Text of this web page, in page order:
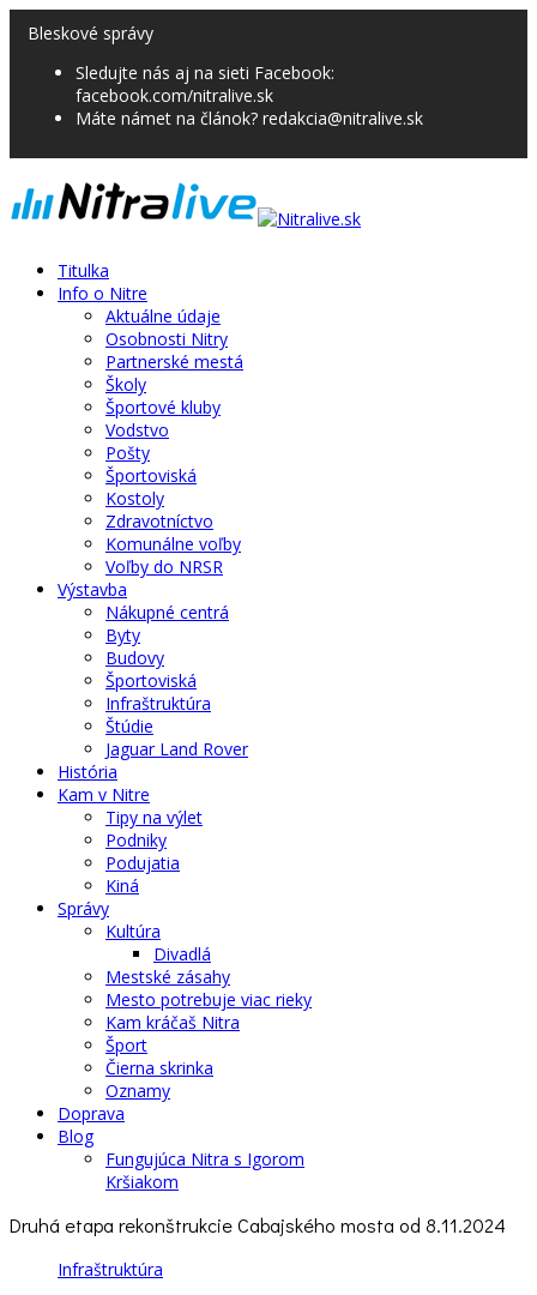
Bleskové správy
Sledujte nás aj na sieti Facebook:
facebook.com/nitralive.sk
Máte námet na článok? redakcia@nitralive.sk
Titulka
Info o Nitre
Aktuálne údaje
Osobnosti Nitry
Partnerské mestá
Školy
Športové kluby
Vodstvo
Pošty
Športoviská
Kostoly
Zdravotníctvo
Komunálne voľby
Voľby do NRSR
Výstavba
Nákupné centrá
Byty
Budovy
Športoviská
Infraštruktúra
Štúdie
Jaguar Land Rover
História
Kam v Nitre
Tipy na výlet
Podniky
Podujatia
Kiná
Správy
Kultúra
Divadlá
Mestské zásahy
Mesto potrebuje viac rieky
Kam kráčaš Nitra
Šport
Čierna skrinka
Oznamy
Doprava
Blog
Fungujúca Nitra s Igorom
Kršiakom
Druhá etapa rekonštrukcie Cabajského mosta od 8.11.2024
Infraštruktúra